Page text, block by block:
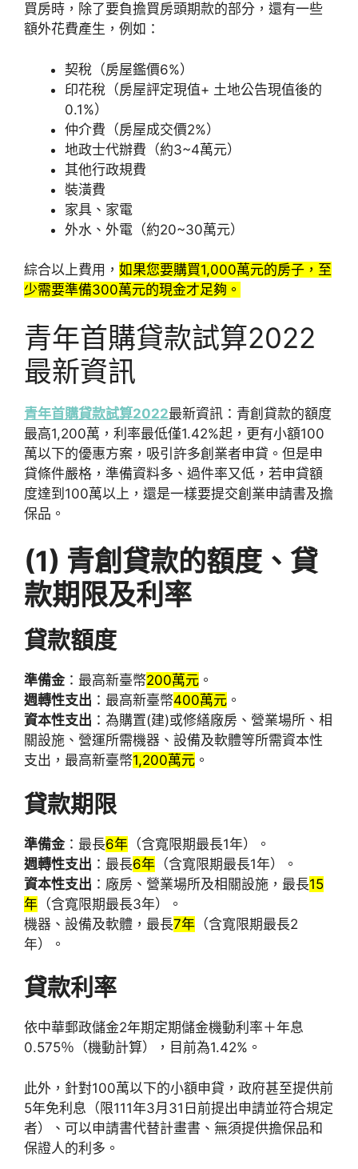
買房時，除了要負擔買房頭期款的部分，還有一些
額外花費產生，例如：
契稅（房屋鑑價6%）
印花稅（房屋評定現值+ 土地公告現值後的
0.1%）
仲介費（房屋成交價2%）
地政士代辦費（約3~4萬元）
其他行政規費
裝潢費
家具、家電
外水、外電（約20~30萬元）
綜合以上費用， 如果您要購買1,000萬元的房子，至
少需要準備300萬元的現金才足夠。
青年首購貸款試算2022
最新資訊
青年首購貸款試算2022最新資訊：青創貸款的額度
最高1,200萬，利率最低僅1.42%起，更有小額100
萬以下的優惠方案，吸引許多創業者申貸。但是申
貸條件嚴格，準備資料多、過件率又低，若申貸額
度達到100萬以上，還是一樣要提交創業申請書及擔
保品。
(1) 青創貸款的額度、貸
款期限及利率
貸款額度
準備金：最高新臺幣200萬元 。
週轉性支出 ：最高新臺幣400萬元 。
資本性支出 ：為購置(建)或修繕廠房、營業場所、相
關設施、營運所需機器、設備及軟體等所需資本性
支出，最高新臺幣1,200萬元 。
貸款期限
準備金：最長6年 （含寬限期最長1年）。
週轉性支出 ：最長6年 （含寬限期最長1年）。
資本性支出 ：廠房、營業場所及相關設施，最長15
年 （含寬限期最長3年）。
機器、設備及軟體，最長7年 （含寬限期最長2
年）。
貸款利率
依中華郵政儲金2年期定期儲金機動利率＋年息
0.575％（機動計算），目前為1.42%。
此外，針對100萬以下的小額申貸，政府甚至提供前
5年免利息（限111年3月31日前提出申請並符合規定
者）、可以申請書代替計畫書、無須提供擔保品和
保證人的利多。